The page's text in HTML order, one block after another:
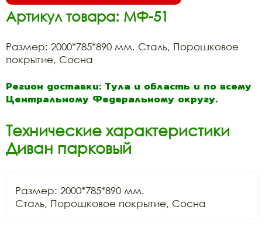
Артикул товара: МФ-51
Размер: 2000*785*890 мм. Сталь, Порошковое
покрытие, Сосна
Регион доставки: Тула и область и по всему
Центральному Федеральному округу.
Технические характеристики
Диван парковый
Размер: 2000*785*890 мм.
Сталь, Порошковое покрытие, Сосна